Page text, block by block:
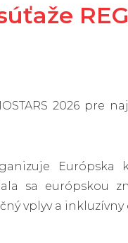
2026 pre
Európska
sa európskou
vplyv a